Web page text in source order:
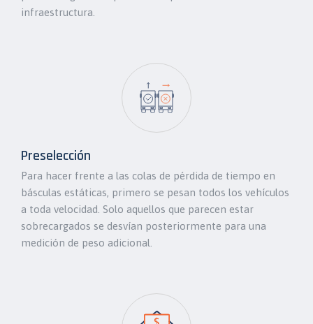
infraestructura.
Preselección
Para hacer frente a las colas de pérdida de tiempo en
básculas estáticas, primero se pesan todos los vehículos
a toda velocidad. Solo aquellos que parecen estar
sobrecargados se desvían posteriormente para una
medición de peso adicional.